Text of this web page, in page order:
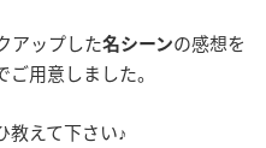
アップした名シーンの感想を
ご用意しました。
教えて下さい♪